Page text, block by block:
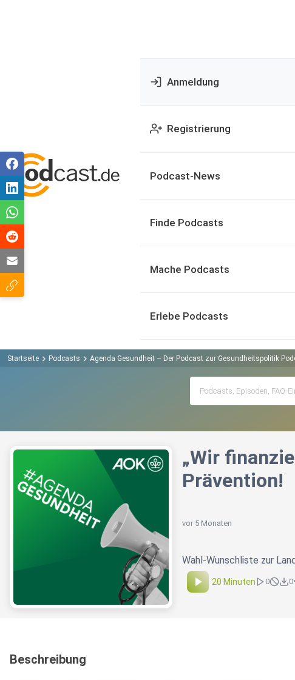
Anmeldung
Registrierung
Podcast-News
Finde Podcasts
Mache Podcasts
Erlebe Podcasts
Startseite Podcasts Agenda Gesundheit – Der Podcast zur Gesundheitspolitik
„Wir
Prävention!
vor 5 Monaten
Wahl-Wunschliste zur
20 Minuten 0 0
Beschreibung